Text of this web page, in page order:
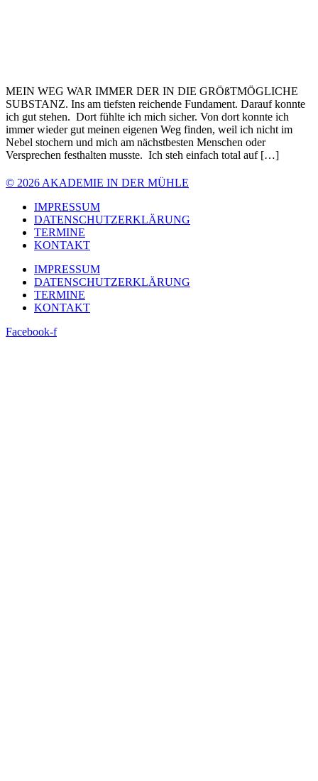
MEIN WEG WAR IMMER DER IN DIE GRÖßTMÖGLICHE
SUBSTANZ. Ins am tiefsten reichende Fundament. Darauf konnte
ich gut stehen. Dort fühlte ich mich sicher. Von dort konnte ich
immer wieder gut meinen eigenen Weg finden, weil ich nicht im
Nebel stochern und mich am nächstbesten Menschen oder
Versprechen festhalten musste. Ich steh einfach total auf […]
© 2026 AKADEMIE IN DER MÜHLE
IMPRESSUM
DATENSCHUTZERKLÄRUNG
TERMINE
KONTAKT
IMPRESSUM
DATENSCHUTZERKLÄRUNG
TERMINE
KONTAKT
Facebook-f